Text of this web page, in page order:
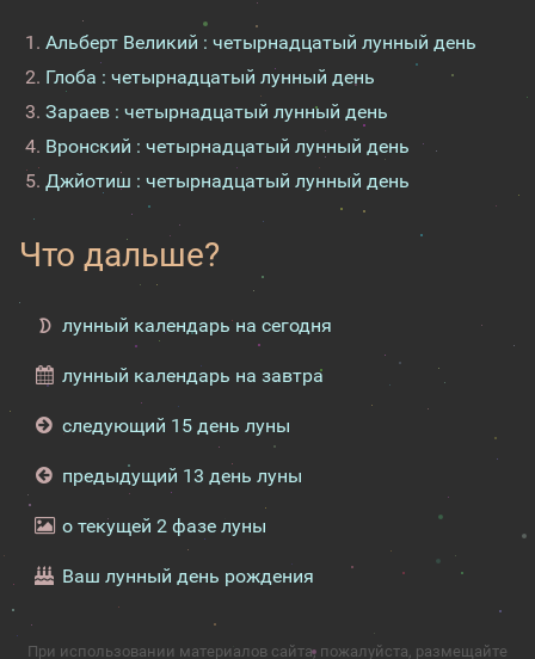
Альберт Великий : четырнадцатый лунный день
Глоба : четырнадцатый лунный день
Зараев : четырнадцатый лунный день
Вронский : четырнадцатый лунный день
Джйотиш : четырнадцатый лунный день
Что дальше?
лунный календарь на сегодня
лунный календарь на завтра
следующий 15 день луны
предыдущий 13 день луны
о текущей 2 фазе луны
Ваш лунный день рождения
При использовании материалов сайта, пожалуйста, размещайте